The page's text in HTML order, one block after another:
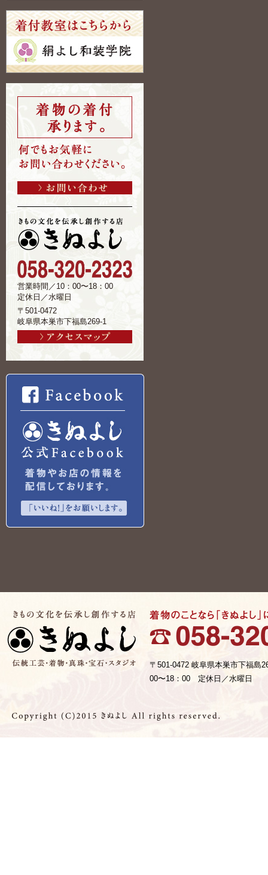
営業時間／10：00〜18：00
定休日／水曜日
〒501-0472
岐阜県本巣市下福島269-1
〒501-0472 岐阜県本巣市下福島
00〜18：00 定休日／水曜日